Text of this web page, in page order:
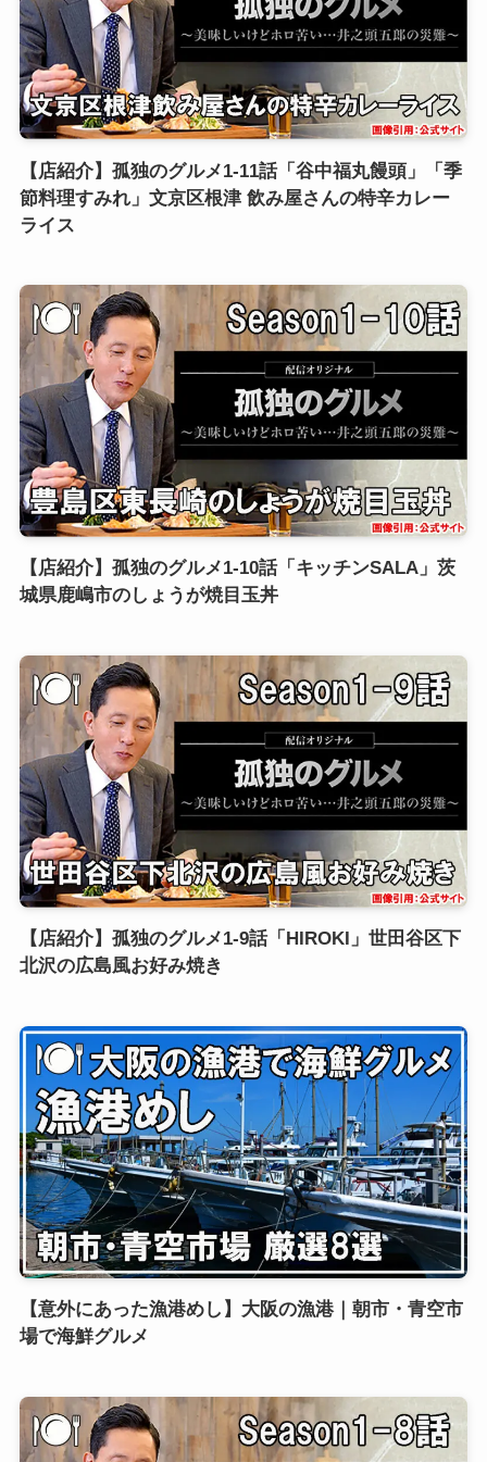
【店紹介】孤独のグルメ1-11話「谷中福丸饅頭」「季
節料理すみれ」文京区根津 飲み屋さんの特辛カレー
ライス
【店紹介】孤独のグルメ1-10話「キッチンSALA」茨
城県鹿嶋市のしょうが焼目玉丼
【店紹介】孤独のグルメ1-9話「HIROKI」世田谷区下
北沢の広島風お好み焼き
【意外にあった漁港めし】大阪の漁港｜朝市・青空市
場で海鮮グルメ